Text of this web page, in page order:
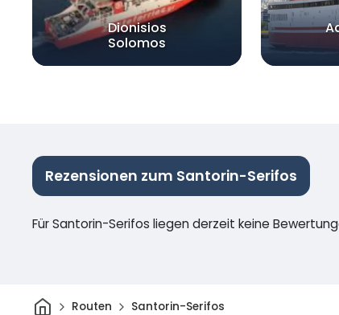
Dionisios
Solomos
Rezensionen zum Santorin-Serifos
Für Santorin-Serifos liegen derzeit keine
HeimRouten Santorin-Serifos